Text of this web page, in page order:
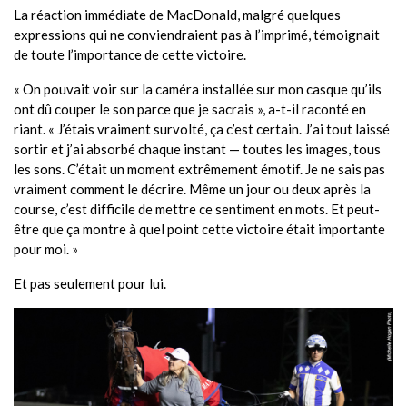
La réaction immédiate de MacDonald, malgré quelques
expressions qui ne conviendraient pas à l’imprimé, témoignait
de toute l’importance de cette victoire.
« On pouvait voir sur la caméra installée sur mon casque qu’ils
ont dû couper le son parce que je sacrais », a-t-il raconté en
riant. « J’étais vraiment survolté, ça c’est certain. J’ai tout laissé
sortir et j’ai absorbé chaque instant — toutes les images, tous
les sons. C’était un moment extrêmement émotif. Je ne sais pas
vraiment comment le décrire. Même un jour ou deux après la
course, c’est difficile de mettre ce sentiment en mots. Et peut-
être que ça montre à quel point cette victoire était importante
pour moi. »
Et pas seulement pour lui.